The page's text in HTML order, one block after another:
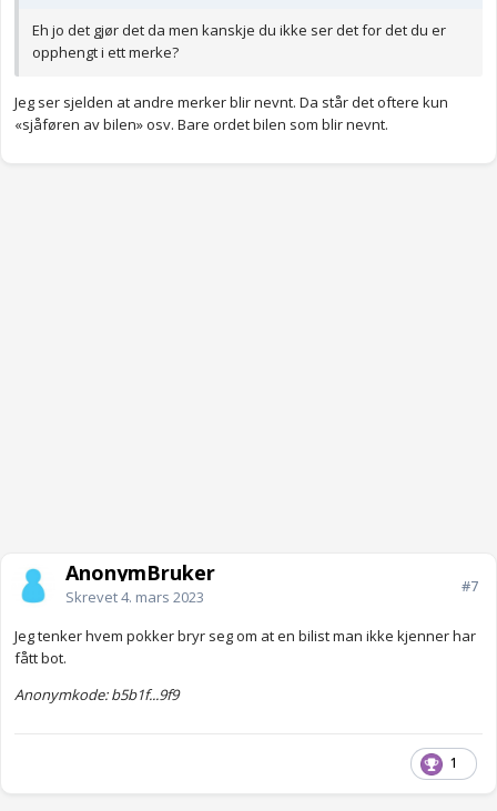
Eh jo det gjør det da men kanskje du ikke ser det for det du er
opphengt i ett merke?
Jeg ser sjelden at andre merker blir nevnt. Da står det oftere kun
«sjåføren av bilen» osv. Bare ordet bilen som blir nevnt.
AnonymBruker
Skrevet4. mars 2023
#7
Jeg tenker hvem pokker bryr seg om at en bilist man ikke kjenner har
fått bot.
Anonymkode: b5b1f...9f9
1